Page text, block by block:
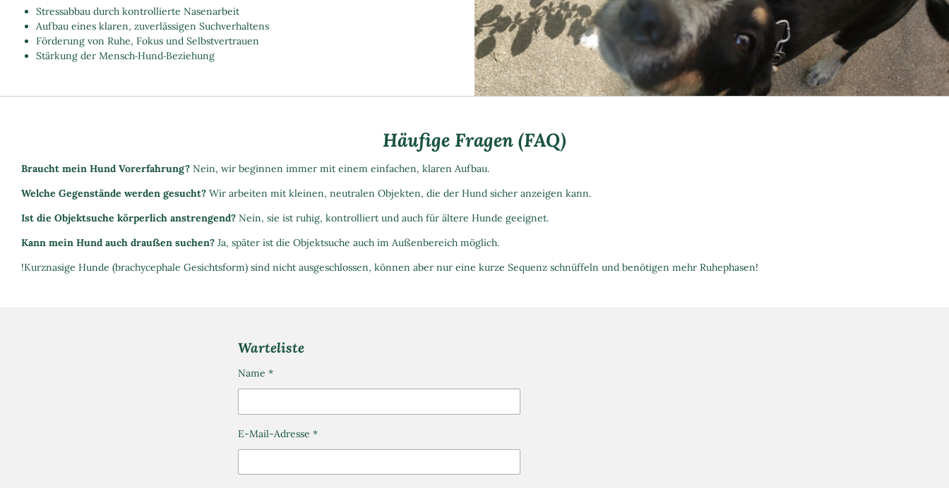
Stressabbau durch kontrollierte Nasenarbeit
Aufbau eines klaren, zuverlässigen Suchverhaltens
Förderung von Ruhe, Fokus und Selbstvertrauen
Stärkung der Mensch‑Hund‑Beziehung
Häufige Fragen (FAQ)
Braucht mein Hund Vorerfahrung? Nein, wir beginnen immer mit einem einfachen, klaren Aufbau.
Welche Gegenstände werden gesucht? Wir arbeiten mit kleinen, neutralen Objekten, die der Hund sicher anzeigen kann.
Ist die Objektsuche körperlich anstrengend? Nein, sie ist ruhig, kontrolliert und auch für ältere Hunde geeignet.
Kann mein Hund auch draußen suchen? Ja, später ist die Objektsuche auch im Außenbereich möglich.
!Kurznasige Hunde (brachycephale Gesichtsform) sind nicht ausgeschlossen, können aber nur eine kurze Sequenz schnüffeln und benötigen mehr Ruhephasen!
Warteliste
Name *
E-Mail-Adresse *